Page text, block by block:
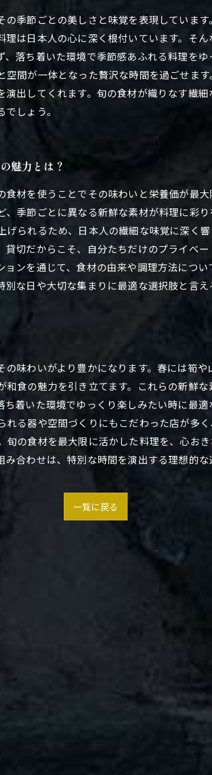
季節ごとの美しさと味覚を表現していま
は日本人の心に深く根付いています。そ
落ち着いた環境で季節感あふれる料理を
間が一体となった贅沢な時間を過ごせま
出してくれます。旬の食材が織りなす繊
しょう。
魅力とは？
材を使うことでその味わいと栄養価が最
季節ごとに異なる新鮮な素材が料理に彩
られるため、日本人の繊細な味覚に深く
切だからこそ、自分たちだけのプライベ
ンを通じて、食材の由来や調理方法につ
な日や大切な集まりに最適な選択肢と言え
味わいがより豊かになります。春には筍
食の魅力を引き立てます。これらの新鮮
着いた環境でゆっくり楽しみたい時に最適
る器や空間づくりにもこだわった店が多
の食材を最大限に活かした料理を、心お
合わせは、特別な時間を演出する理想的な
一覧に戻る